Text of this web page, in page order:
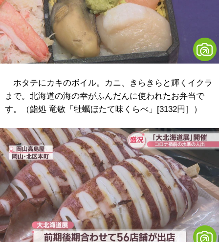
ホタテにカキのボイル。カニ、きらきらと輝くイクラ
まで。北海道の海の幸がふんだんに使われたお弁当で
す。（鮨処 竜敏「牡蠣ほたて味くらべ」[3132円］）